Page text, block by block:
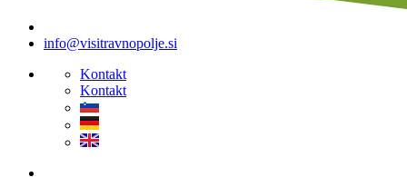
info@visitravnopolje.si
Kontakt
Kontakt